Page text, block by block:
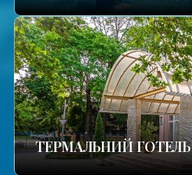
ТЕРМАЛЬНИЙ ГОТЕЛЬ